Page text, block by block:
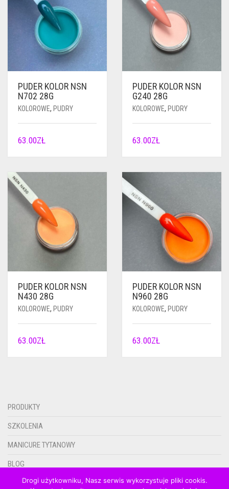
PUDER KOLOR NSN
N702 28G
KOLOROWE, PUDRY
63.00ZŁ
PUDER KOLOR NSN
G240 28G
KOLOROWE, PUDRY
63.00ZŁ
PUDER KOLOR NSN
N430 28G
KOLOROWE, PUDRY
63.00ZŁ
PUDER KOLOR NSN
N960 28G
KOLOROWE, PUDRY
63.00ZŁ
PRODUKTY
SZKOLENIA
MANICURE TYTANOWY
BLOG
KONTAKT
Drogi użytkowniku, Nasz serwis wykorzystuje pliki cookis.